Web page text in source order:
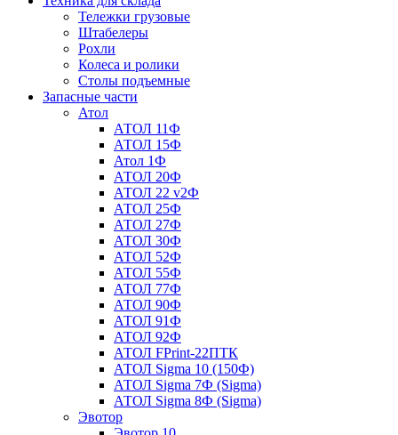
Тележки грузовые
Штабелеры
Рохли
Колеса и ролики
Столы подъемные
Запасные части
Атол
АТОЛ 11Ф
АТОЛ 15Ф
Атол 1Ф
АТОЛ 20Ф
АТОЛ 22 v2Ф
АТОЛ 25Ф
АТОЛ 27Ф
АТОЛ 30Ф
АТОЛ 52Ф
АТОЛ 55Ф
АТОЛ 77Ф
АТОЛ 90Ф
АТОЛ 91Ф
АТОЛ 92Ф
АТОЛ FPrint-22ПТК
АТОЛ Sigma 10 (150Ф)
АТОЛ Sigma 7Ф (Sigma)
АТОЛ Sigma 8Ф (Sigma)
Эвотор